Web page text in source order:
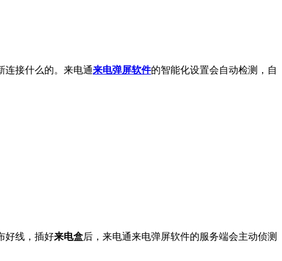
连接什么的。来电通来电弹屏软件的智能化设置会自动检测，自
好线，插好来电盒后，来电通来电弹屏软件的服务端会主动侦测